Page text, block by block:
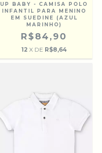
UP BABY - CAMISA POLO
INFANTIL PARA MENINO
EM SUEDINE (AZUL
MARINHO)
R$84,90
12 X DE R$8,64